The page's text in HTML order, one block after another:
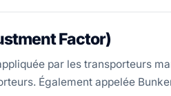
Factor)
par les transporteurs
Également appelée